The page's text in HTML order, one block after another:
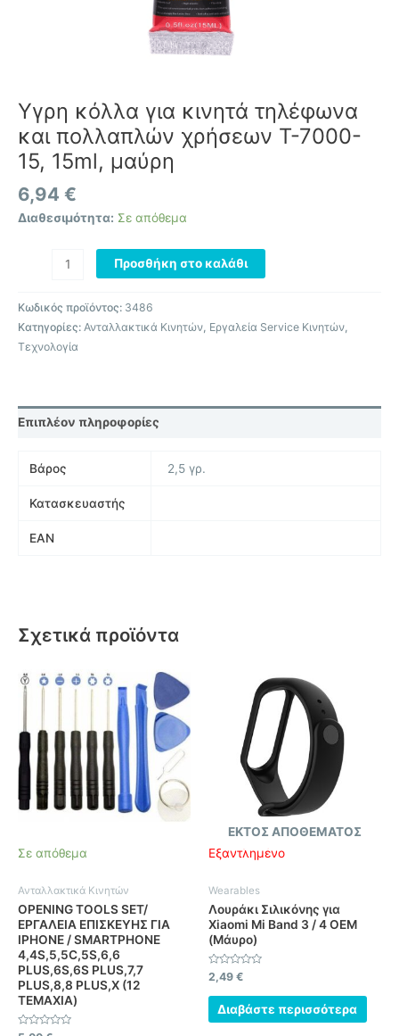
Υγρη κόλλα για κινητά τηλέφωνα
και πολλαπλών χρήσεων T-7000-
15, 15ml, μαύρη
6,94 €
Διαθεσιμότητα: Σε απόθεμα
Προσθήκη στο καλάθι
Κωδικός προϊόντος: 3486
Κατηγορίες: Ανταλλακτικά Κινητών, Εργαλεία Service Κινητών,
Τεχνολογία
Επιπλέον πληροφορίες
Βάρος 2,5 γρ.
Κατασκευαστής
EAN
Σχετικά προϊόντα
Σε απόθεμα
Ανταλλακτικά Κινητών
OPENING TOOLS SET/
ΕΡΓΑΛΕΙΑ ΕΠΙΣΚΕΥΗΣ ΓΙΑ
IPHONE / SMARTPHONE
4,4S,5,5C,5S,6,6
PLUS,6S,6S PLUS,7,7
PLUS,8,8 PLUS,X (12
ΤΕΜΑΧΙΑ)
ΕΚΤΌΣ ΑΠΟΘΈΜΑΤΟΣ
Εξαντλημένο
Wearables
Λουράκι Σιλικόνης για
Xiaomi Mi Band 3 / 4 OEM
(Μάυρο)
Βαθμολογήθηκε
με
0
από
2,49 €
Διαβάστε περισσότερα